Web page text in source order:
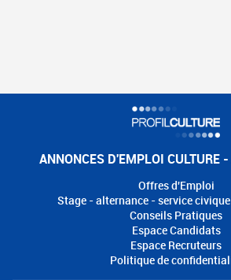
ANNONCES D'EMPLOI CULTURE
Offres d'Emploi
Stage - alternance - service
Conseils Pratiques
Espace Candidats
Espace Recruteurs
Politique de